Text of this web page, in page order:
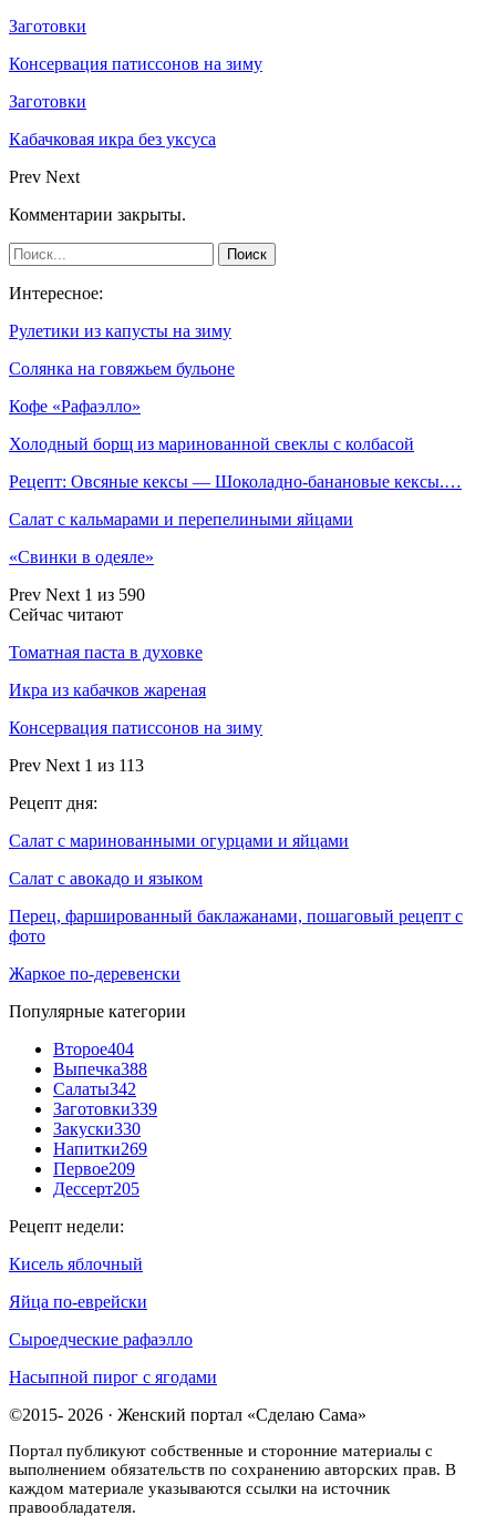
Заготовки
Консервация патиссонов на зиму
Заготовки
Кабачковая икра без уксуса
Prev Next
Комментарии закрыты.
Интересное:
Рулетики из капусты на зиму
Солянка на говяжьем бульоне
Кофе «Рафаэлло»
Холодный борщ из маринованной свеклы с колбасой
Рецепт: Овсяные кексы — Шоколадно-банановые кексы.…
Салат с кальмарами и перепелиными яйцами
«Свинки в одеяле»
Prev Next 1 из 590
Сейчас читают
Томатная паста в духовке
Икра из кабачков жареная
Консервация патиссонов на зиму
Prev Next 1 из 113
Рецепт дня:
Салат с маринованными огурцами и яйцами
Салат с авокадо и языком
Перец, фаршированный баклажанами, пошаговый рецепт с
фото
Жаркое по-деревенски
Популярные категории
Второе404
Выпечка388
Салаты342
Заготовки339
Закуски330
Напитки269
Первое209
Дессерт205
Рецепт недели:
Кисель яблочный
Яйца по-еврейски
Сыроедческие рафаэлло
Насыпной пирог с ягодами
©2015- 2026 · Женский портал «Сделаю Сама»
Портал публикуют собственные и сторонние материалы с
выполнением обязательств по сохранению авторских прав. В
каждом материале указываются ссылки на источник
правообладателя.